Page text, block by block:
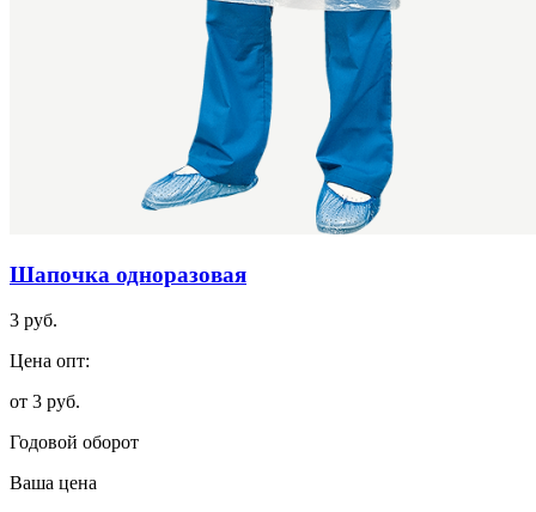
Шапочка одноразовая
3 руб.
Цена опт:
от 3 руб.
Годовой оборот
Ваша цена